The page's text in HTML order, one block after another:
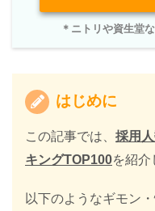
＊ニトリや資生堂
はじめに
この記事では、 採用
キングTOP100を紹介
以下のようなギモン